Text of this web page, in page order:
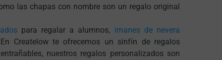
las chapas con nombre son un regalo original
para regalar a alumnos, imanes de nevera
Createlow te ofrecemos un sinfín de regalos
nuestros regalos personalizados son